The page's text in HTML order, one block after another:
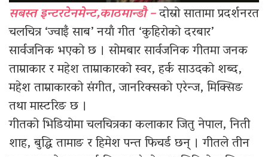
सबस्त इन्टरटेनमेन्ट,काठमान्डौ –दोस्रो सातामा प्रदर्शनरत
चलचित्र ‘ज्वाइँ साब’ नयाँ गीत ‘कुहिरोको दरबार’
सार्वजनिक भएको छ । सोमबार सार्वजनिक गीतमा जनक
ताम्राकार र महेश ताम्राकारको स्वर, हर्क साउदको शब्द,
महेश ताम्राकारको संगीत, जानरिक्सको एरेन्ज, मिक्सिङ
तथा मास्टरिङ छ ।
गीतको भिडियोमा चलचित्रका कलाकार जितु नेपाल, निती
शाह, बुद्धि तामाङ र हिमेश पन्त फिचर्ड छन् । गीतले तीन